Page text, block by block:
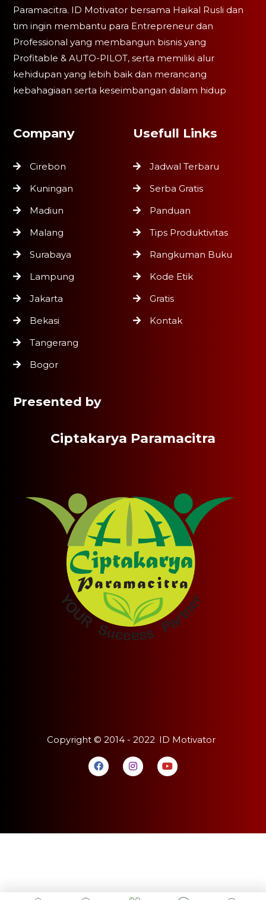
Paramacitra. ID Motivator bersama Haikal Rusli dan
tim ingin membantu para Entrepreneur dan
Professional yang membangun bisnis yang
Profitable & AUTO-PILOT, serta memiliki alur
kehidupan yang lebih baik dan merancang
kebahagiaan serta keseimbangan dalam hidup
Company
Cirebon
Kuningan
Madiun
Malang
Surabaya
Lampung
Jakarta
Bekasi
Tangerang
Bogor
Usefull Links
Jadwal Terbaru
Serba Gratis
Panduan
Tips Produktivitas
Rangkuman Buku
Kode Etik
Gratis
Kontak
Presented by
Ciptakarya Paramacitra
Copyright © 2014 - 2022 ID Motivator